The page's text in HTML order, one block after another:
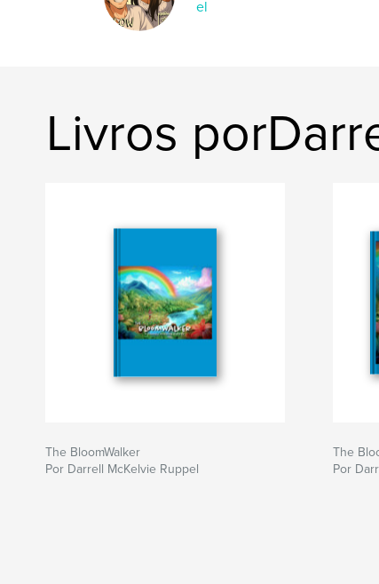
el
Livros
The BloomWalker
Por Darrell McKelvie Ruppel
The
Por